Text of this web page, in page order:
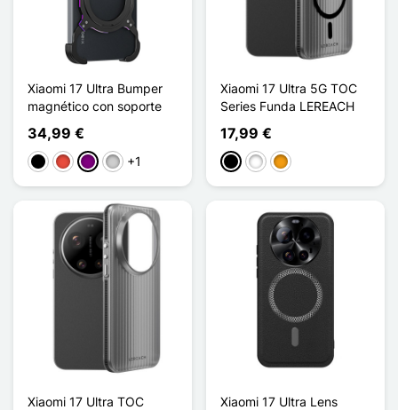
Xiaomi 17 Ultra Bumper
magnético con soporte
34,99 €
NegroRojoPúrpura
Plata+1
Xiaomi 17 Ultra 5G TOC
Series Funda LEREACH
17,99 €
NegroBlancoNaranja
Xiaomi 17 Ultra TOC
Xiaomi 17 Ultra Lens